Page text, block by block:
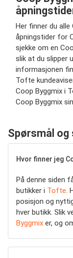
Her finner du
åpningstider for
sjekke om en
slik at du slipper
informasjonen
Tofte
Coop Byggmix i
Coop Byggmix
Spørsmål og
Hvor finner jeg
På denne siden
butikker i Tofte.
posisjon og
hver butikk. Slik
Byggmix er, og